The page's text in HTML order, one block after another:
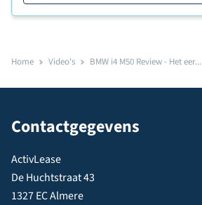
Home Video's BMW i4 M50 Review - Het eer...
Contactgegevens
ActivLease
De Huchtstraat 43
1327 EC Almere